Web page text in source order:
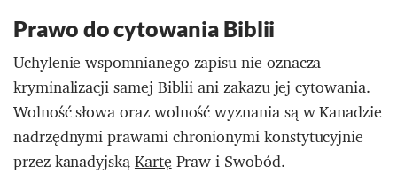
Prawo do cytowania Biblii
Uchylenie wspomnianego zapisu nie oznacza
kryminalizacji samej Biblii ani zakazu jej cytowania.
Wolność słowa oraz wolność wyznania są w Kanadzie
nadrzędnymi prawami chronionymi konstytucyjnie
przez kanadyjskąKartęPraw i Swobód.